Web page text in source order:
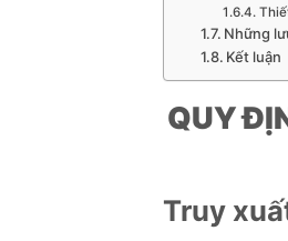
Những
Kết luận
QUY
Truy